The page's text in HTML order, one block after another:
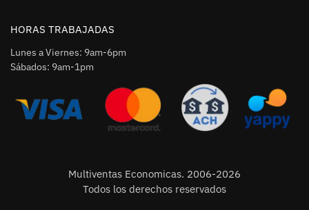
HORAS TRABAJADAS
Lunes a Viernes: 9am-6pm
Sábados: 9am-1pm
Multiventas Economicas. 2006-2026
Todos los derechos reservados